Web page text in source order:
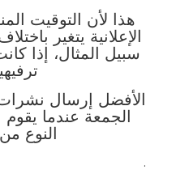
هذا لأن التوقيت
الإعلانية يتغير
سبيل المثال، إذا
الأفضل إرسال
الجمعة عندما
النوع
.